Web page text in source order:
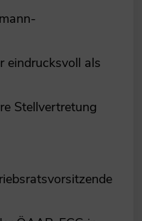
eindrucksvoll als
Stellvertretung